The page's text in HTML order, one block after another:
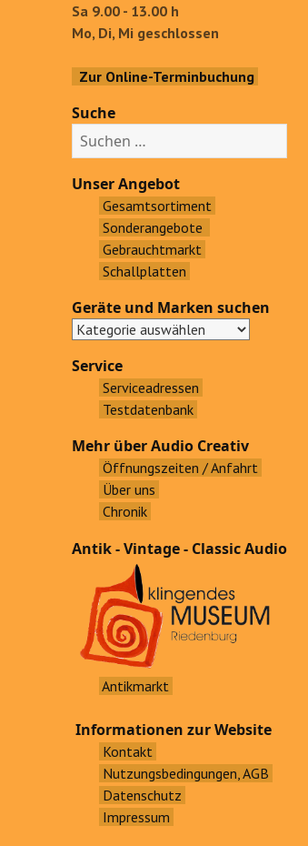
Sa 9.00 - 13.00 h
Mo, Di, Mi geschlossen
Zur Online-Terminbuchung
Suche
u
c
h
Unser Angebot
Gesamtsortiment
Sonderangebote
Gebrauchtmarkt
Schallplatten
Geräte und Marken suchen
Service
Serviceadressen
Testdatenbank
Mehr über Audio Creativ
Öffnungszeiten / Anfahrt
Über uns
Chronik
Antik - Vintage - Classic Audio
Antikmarkt
Informationen zur Website
Kontakt
Nutzungsbedingungen, AGB
Datenschutz
Impressum